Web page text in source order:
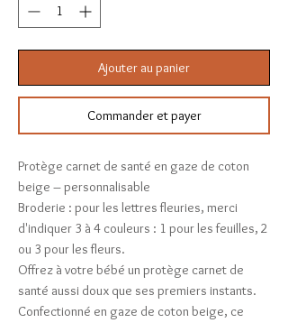
Ajouter au panier
Commander et payer
Protège carnet de santé en gaze de coton
beige – personnalisable
Broderie : pour les lettres fleuries, merci
d'indiquer 3 à 4 couleurs : 1 pour les feuilles, 2
ou 3 pour les fleurs.
Offrez à votre bébé un protège carnet de
santé aussi doux que ses premiers instants.
Confectionné en gaze de coton beige, ce